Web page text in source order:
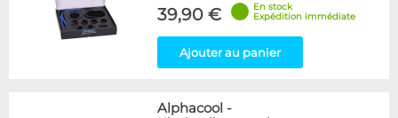
39,90 €
En stock
Expédition immédiate
Ajouter au panier
Alphacool -